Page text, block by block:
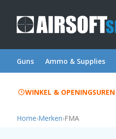
Guns Ammo & Supplies
WINKEL & OPENINGSUREN
Home›Merken›FMA